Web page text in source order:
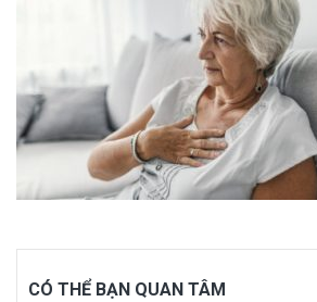
CÓ THỂ BẠN QUAN TÂM